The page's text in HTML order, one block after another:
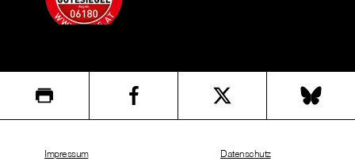
Impressum Datenschutz